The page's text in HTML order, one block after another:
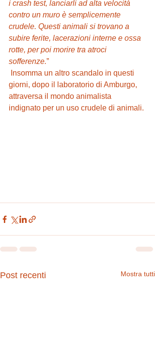
i crash test, lanciarli ad alta velocità
contro un muro è semplicemente
crudele. Questi animali si trovano a
subire ferite, lacerazioni interne e ossa
rotte, per poi morire tra atroci
sofferenze.”
giorni, dopo il laboratorio di Amburgo,
attraversa il mondo animalista
indignato per un uso crudele di animali.
Post recenti Mostra tutti